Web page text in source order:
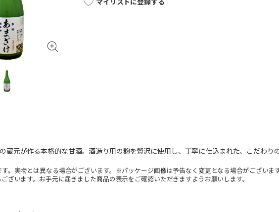
マイリストに登録する
蔵元が作る本格的な甘酒。酒造り用の麹を贅沢に使用し、丁寧に仕込まれた、こだわりの
。実物とは異なる場合がございます。※パッケージ画像は予告なく変更となる場合がございま
ざいます。お手元に届きました商品の表示をご確認いただきますようお願いします。